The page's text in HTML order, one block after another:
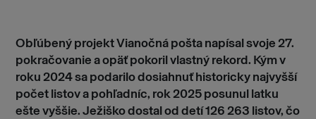
Obľúbený projekt Vianočná pošta napísal svoje 27.
pokračovanie a opäť pokoril vlastný rekord. Kým v
roku 2024 sa podarilo dosiahnuť historicky najvyšší
počet listov a pohľadníc, rok 2025 posunul latku
ešte vyššie. Ježiško dostal od detí 126 263 listov, čo